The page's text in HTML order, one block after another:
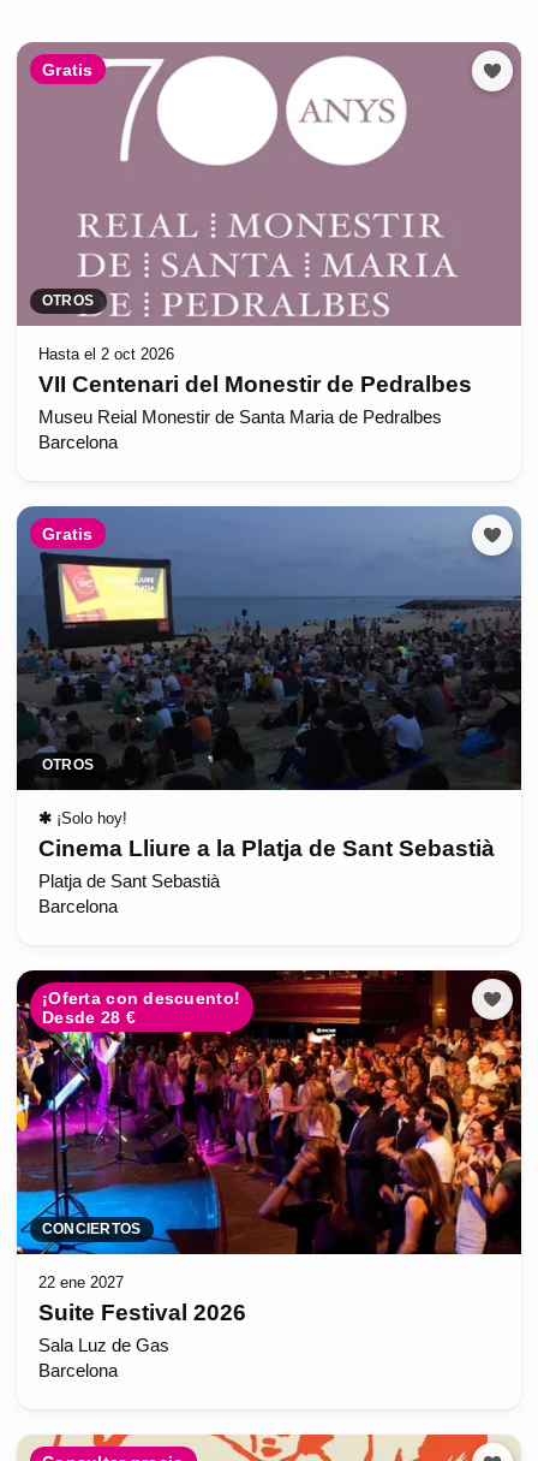
Gratis
OTROS
Hasta el 2 oct 2026
VII Centenari del Monestir de Pedralbes
Museu Reial Monestir de Santa Maria de Pedralbes
Barcelona
Gratis
OTROS
✱ ¡Solo hoy!
Cinema Lliure a la Platja de Sant Sebastià
Platja de Sant Sebastià
Barcelona
¡Oferta con descuento!
Desde 28 €
CONCIERTOS
22 ene 2027
Suite Festival 2026
Sala Luz de Gas
Barcelona